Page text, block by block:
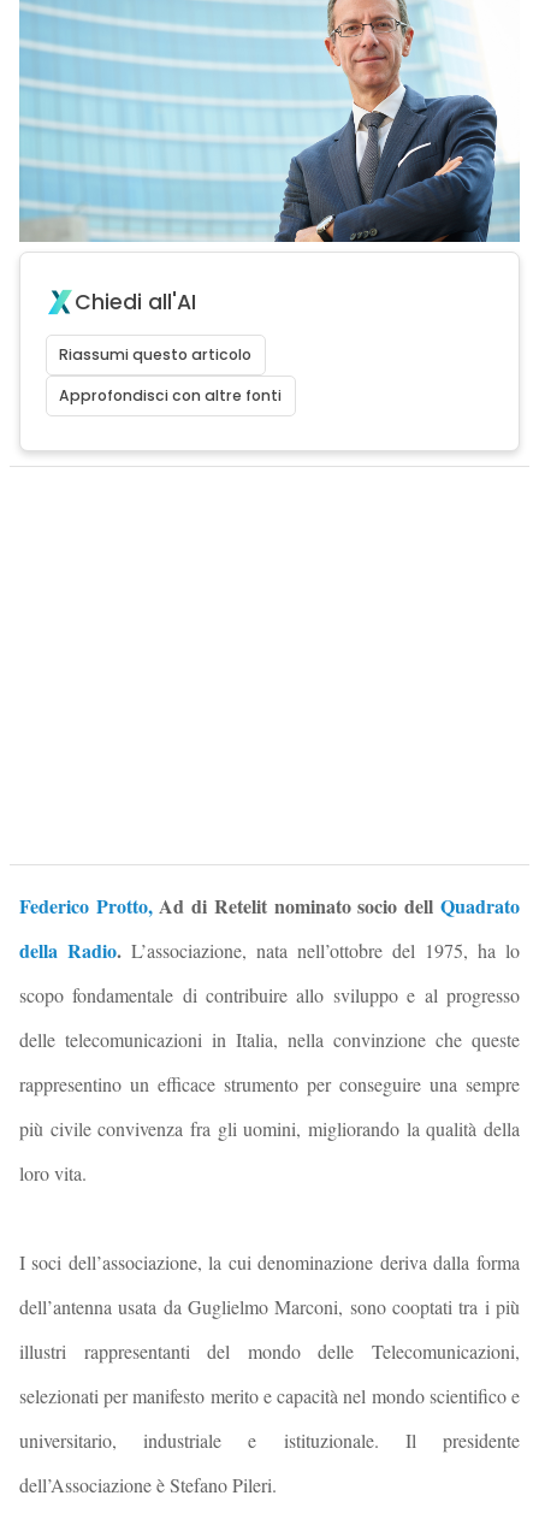
Chiedi all'AI
Riassumi questo articolo
Approfondisci con altre fonti
Federico Protto,Ad di Retelit nominato socio dell Quadrato
della Radio.L’associazione, nata nell’ottobre del 1975, ha lo
scopo fondamentale di contribuire allo sviluppo e al progresso
delle telecomunicazioni in Italia, nella convinzione che queste
rappresentino un efficace strumento per conseguire una sempre
più civile convivenza fra gli uomini, migliorando la qualità della
loro vita.
I soci dell’associazione, la cui denominazione deriva dalla forma
dell’antenna usata da Guglielmo Marconi, sono cooptati tra i più
illustri rappresentanti del mondo delle Telecomunicazioni,
selezionati per manifesto merito e capacità nel mondo scientifico e
universitario, industriale e istituzionale. Il presidente
dell’Associazione è Stefano Pileri.